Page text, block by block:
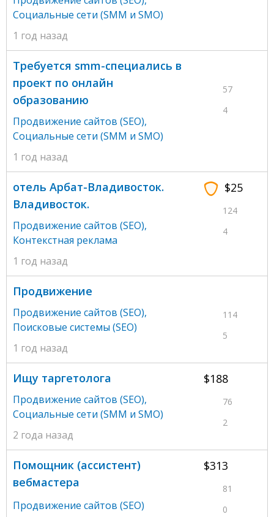
Социальные сети (SMM и SMO)
1 год назад
57
4
Требуется smm-специались в
проект по онлайн
образованию
Продвижение сайтов (SEO),
Социальные сети (SMM и SMO)
1 год назад
$25
124
4
отель Арбат-Владивосток.
Владивосток.
Продвижение сайтов (SEO),
Контекстная реклама
1 год назад
114
5
Продвижение
Продвижение сайтов (SEO),
Поисковые системы (SEO)
1 год назад
$188
76
2
Ищу таргетолога
Продвижение сайтов (SEO),
Социальные сети (SMM и SMO)
2 года назад
$313
81
0
Помощник (ассистент)
вебмастера
Продвижение сайтов (SEO)